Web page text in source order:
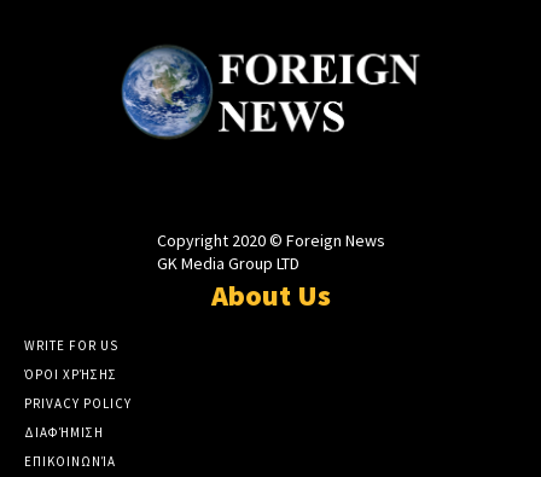
Copyright 2020 © Foreign News
GK Media Group LTD
About Us
WRITE FOR US
ΌΡΟΙ ΧΡΉΣΗΣ
PRIVACY POLICY
ΔΙΑΦΉΜΙΣΗ
ΕΠΙΚΟΙΝΩΝΊΑ